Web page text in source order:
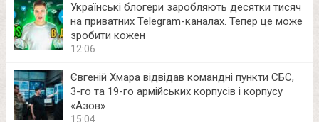
Українські блогери заробляють десятки тисяч
на приватних Telegram-каналах. Тепер це може
зробити кожен
12:06
Євгеній Хмара відвідав командні пункти СБС,
3-го та 19-го армійських корпусів і корпусу
«Азов»
15:04